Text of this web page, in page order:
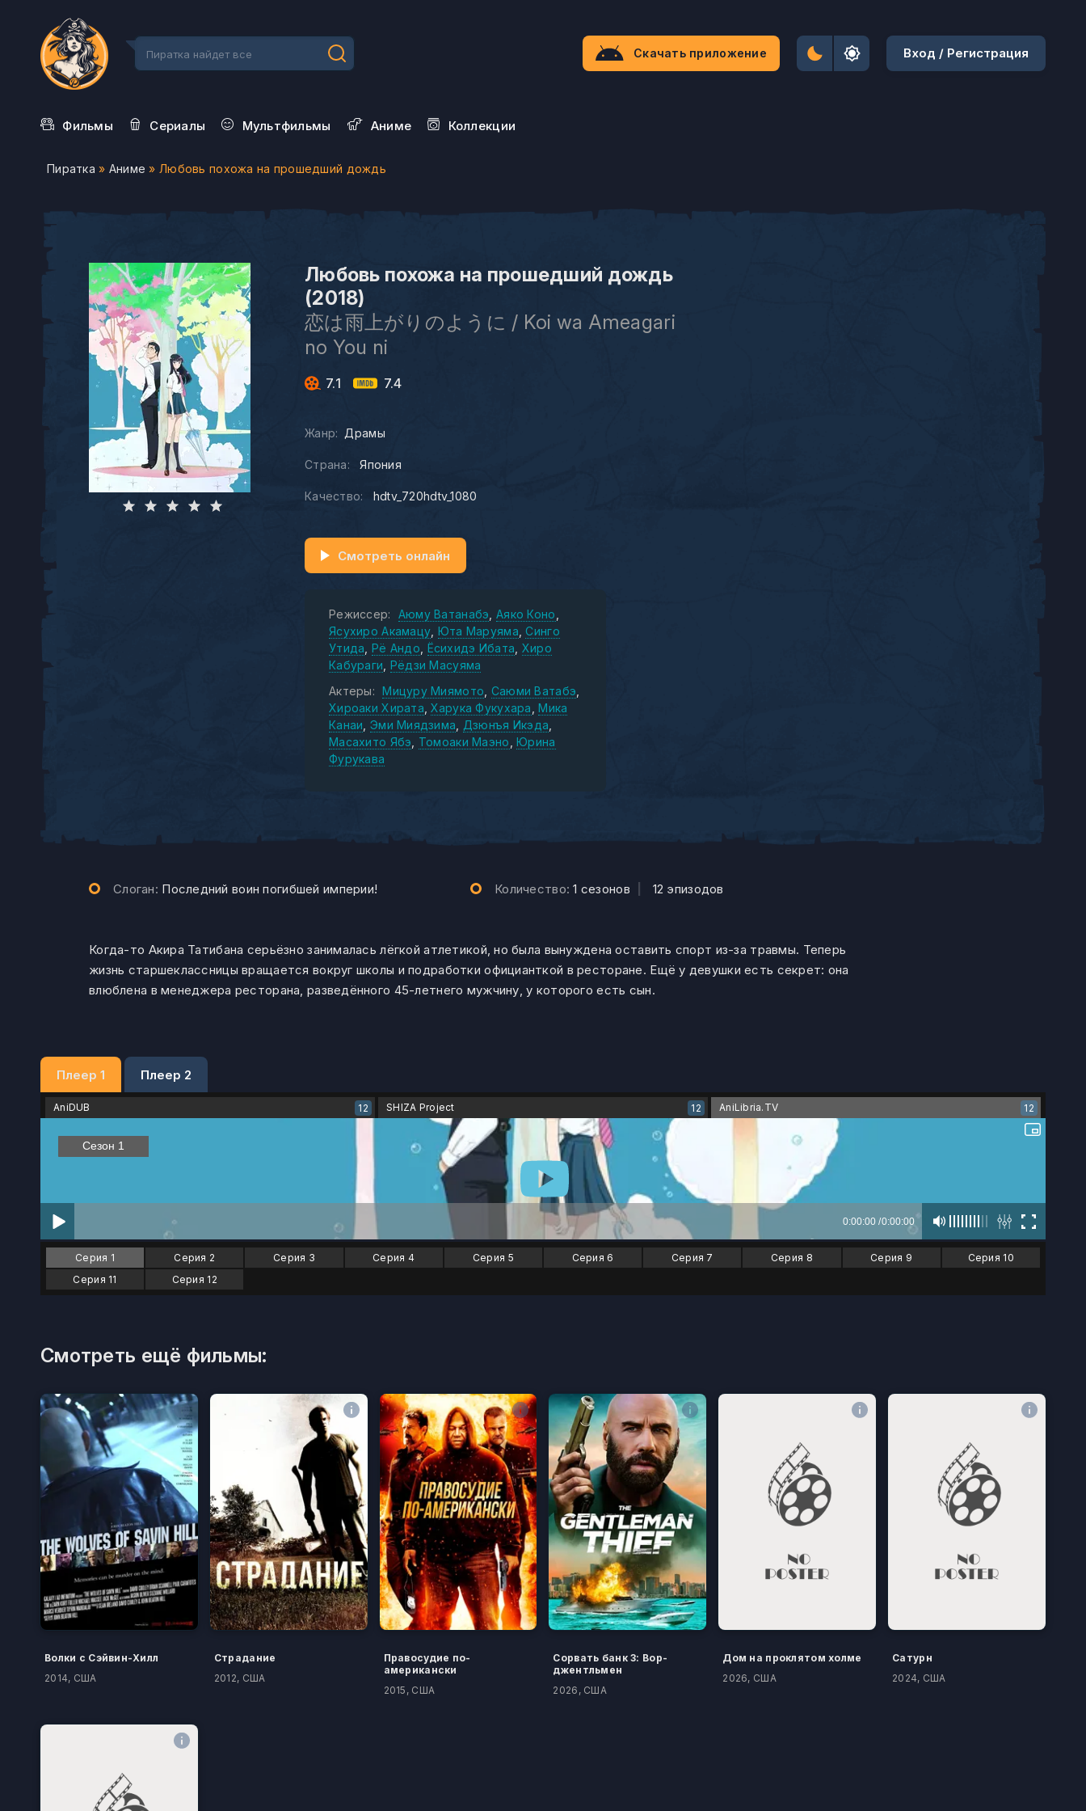
Скачать приложение Вход / Регистрация
Фильмы Сериалы Мультфильмы Aниме Коллекции
Пиратка » Аниме » Любовь похожа на прошедший дождь
Любовь похожа на прошедший дождь
(2018)
恋は雨上がりのように / Koi wa Ameagari
no You ni
7.1 7.4
Жанр: Драмы
Страна: Япония
Качество: hdtv_720hdtv_1080
Смотреть онлайн
Режиссер: Аюму Ватанабэ Аяко Коно
Ясухиро Акамацу Юта Маруяма Синго
Утида Рё Андо Ёсихидэ Ибата Хиро
Кабураги Рёдзи Масуяма
Актеры:
Мицуру Миямото Саюми Ватабэ
Хироаки Хирата Харука Фукухара
Мика
Канаи Эми Миядзима
Дзюнъя Икэда
Масахито Ябэ
Томоаки Маэно Юрина
Фурукава
Слоган: Последний воин погибшей империи! Количество:1 сезонов 12 эпизодов
Когда-то Акира Татибана серьёзно занималась лёгкой атлетикой, но была вынуждена оставить спорт из-за травмы. Теперь
жизнь старшеклассницы вращается вокруг школы и подработки официанткой в ресторане. Ещё у девушки есть секрет: она
влюблена в менеджера ресторана, разведённого 45-летнего мужчину, у которого есть сын.
Плеер 1 Плеер 2
AniDUB 12 SHIZA Project 12 AniLibria.TV 12
Серия 1 Серия 2 Серия 3 Серия 4 Серия 5 Серия 6 Серия 7 Серия 8 Серия 9
Серия 10
Серия 11
Серия 12
Смотреть ещё фильмы:
Волки с Сэйвин-Хилл
2014, США
Страдание
2012, США
Правосудие по-
американски
2015, США
Сорвать банк 3: Вор-
джентльмен
2026, США
Дом на проклятом холме
2026, США
Сатурн
2024, США